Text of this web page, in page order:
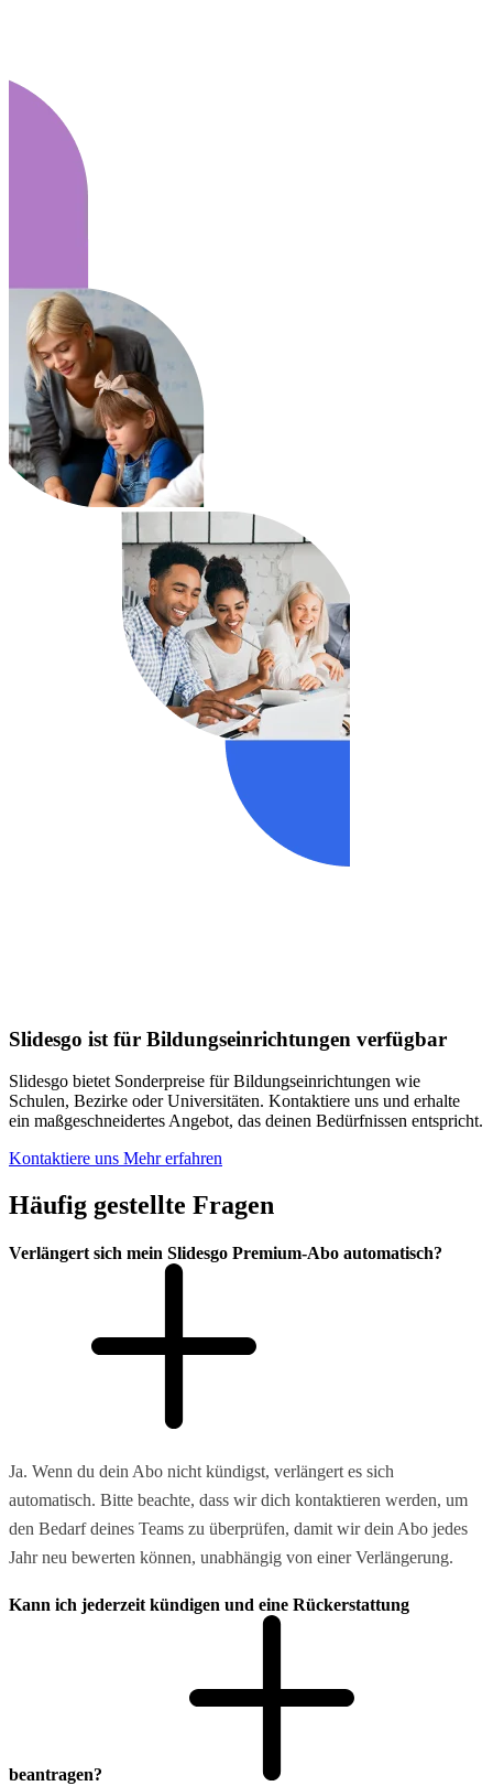
Slidesgo ist für Bildungseinrichtungen verfügbar
Slidesgo bietet Sonderpreise für Bildungseinrichtungen wie
Schulen, Bezirke oder Universitäten. Kontaktiere uns und erhalte
ein maßgeschneidertes Angebot, das deinen Bedürfnissen entspricht.
Kontaktiere uns Mehr erfahren
Häufig gestellte Fragen
Verlängert sich mein Slidesgo Premium-Abo automatisch?
Ja. Wenn du dein Abo nicht kündigst, verlängert es sich
automatisch. Bitte beachte, dass wir dich kontaktieren werden, um
den Bedarf deines Teams zu überprüfen, damit wir dein Abo jedes
Jahr neu bewerten können, unabhängig von einer Verlängerung.
Kann ich jederzeit kündigen und eine Rückerstattung
beantragen?